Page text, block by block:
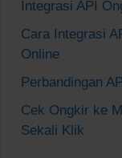
Integrasi API
Cara Integrasi
Online
Perbandingan
Cek Ongkir ke
Sekali Klik